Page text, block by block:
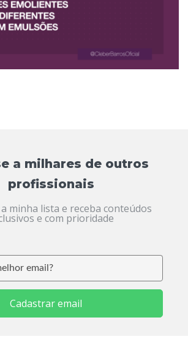
a milhares de outros
profissionais
minha lista e receba conteúdos
e com prioridade
Cadastrar email